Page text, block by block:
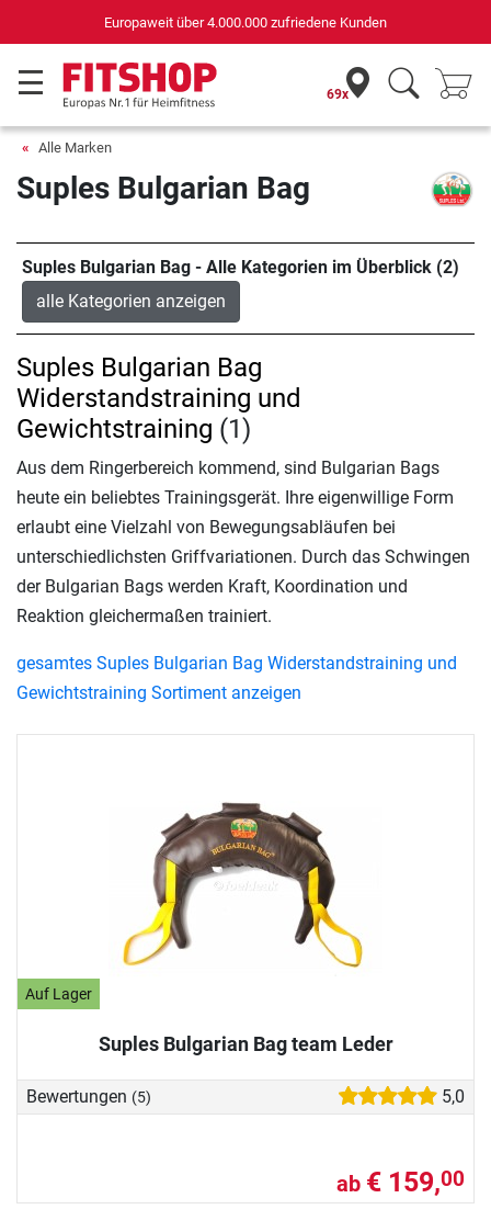
Europaweit über 4.000.000 zufriedene Kunden
69x
Alle Marken
Suples Bulgarian Bag
Suples Bulgarian Bag - Alle Kategorien im Überblick (2)
alle Kategorien anzeigen
Auf Lager
Suples Bulgarian Bag team Leder
Bewertungen (5) 5,0
ab € 159,00
Suples Bulgarian Bag
Widerstandstraining und
Gewichtstraining (1)
Aus dem Ringerbereich kommend, sind Bulgarian Bags
heute ein beliebtes Trainingsgerät. Ihre eigenwillige Form
erlaubt eine Vielzahl von Bewegungsabläufen bei
unterschiedlichsten Griffvariationen. Durch das Schwingen
der Bulgarian Bags werden Kraft, Koordination und
Reaktion gleichermaßen trainiert.
gesamtes Suples Bulgarian Bag Widerstandstraining und
Gewichtstraining Sortiment anzeigen